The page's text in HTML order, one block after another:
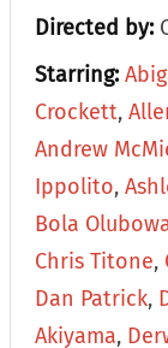
Directed by:
Starring:
Crockett,
Andrew
Ippolito,
Bola
Chris Titone,
Dan Patrick,
Akiyama,